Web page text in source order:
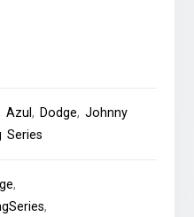
Azul, Dodge,Johnny
Series
,
,